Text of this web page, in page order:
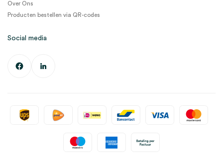
Over Ons
Producten bestellen via QR-codes
Social media